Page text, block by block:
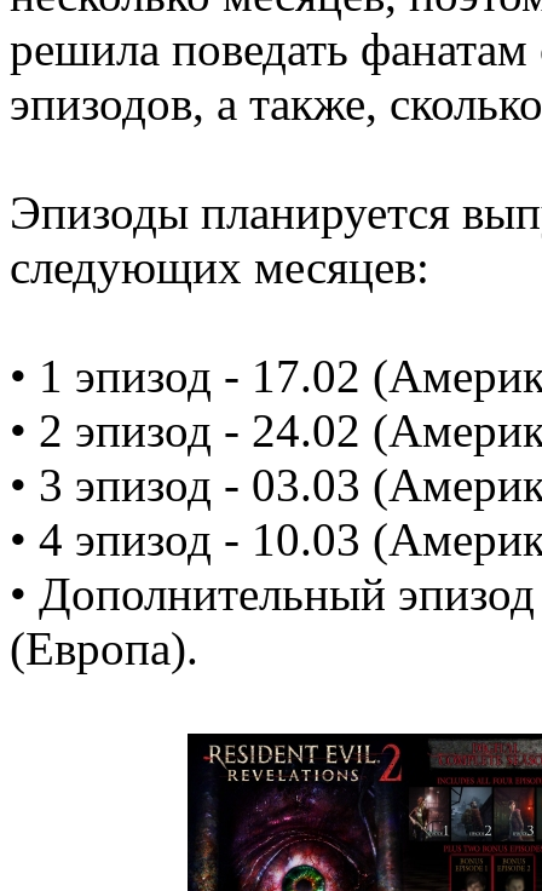
решила поведать
эпизодов, а также,
Эпизоды планируется
следующих месяцев:
• 1 эпизод - 17.02
• 2 эпизод - 24.02
• 3 эпизод - 03.03
• 4 эпизод - 10.03
• Дополнительный
(Европа).